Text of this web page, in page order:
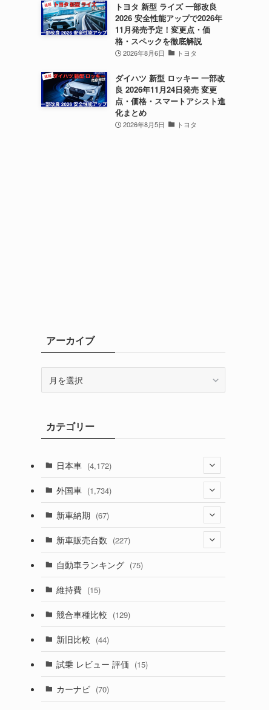
トヨタ 新型 ライズ 一部改良
2026 安全性能アップで2026年
11月発売予定！変更点・価
格・スペックを徹底解説
2026年8月6日 トヨタ
ダイハツ 新型 ロッキー 一部改
良 2026年11月24日発売 変更
点・価格・スマートアシスト進
化まとめ
2026年8月5日 トヨタ
アーカイブ
ブカテゴリー
日本車 (4,172)
(1,321)
(329)
(525)
(357)
(328)
(194)
(230)
(253)
外国車 (1,734)
(188)
(242)
(85)
(84)
(14)
(222)
(50)
(58)
新車納期 (67)
(28)
(8)
(3)
(3)
(5)
(1)
新車販売台数 (227)
(21)
(5)
(7)
(5)
自動車ランキング (75)
維持費 (15)
競合車種比較 (129)
新旧比較 (44)
試乗 レビュー 評価 (15)
カーナビ (70)